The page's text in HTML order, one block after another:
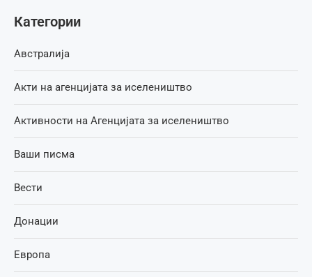
Категории
Австралија
Акти на агенцијата за иселеништво
Активности на Агенцијата за иселеништво
Ваши писма
Вести
Донации
Европа